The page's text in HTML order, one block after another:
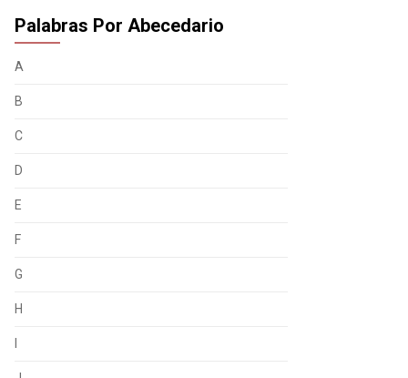
Palabras Por Abecedario
A
B
C
D
E
F
G
H